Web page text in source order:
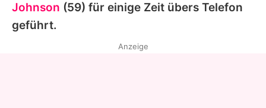
Johnson (59) für einige Zeit übers Telefon
geführt.
Anzeige